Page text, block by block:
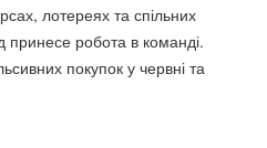
лотереях та спільних
принесе робота в команді.
покупок у червні та